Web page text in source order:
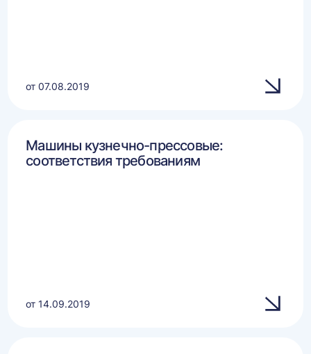
от 07.08.2019
Машины кузнечно-прессовые:
соответствия требованиям
от 14.09.2019